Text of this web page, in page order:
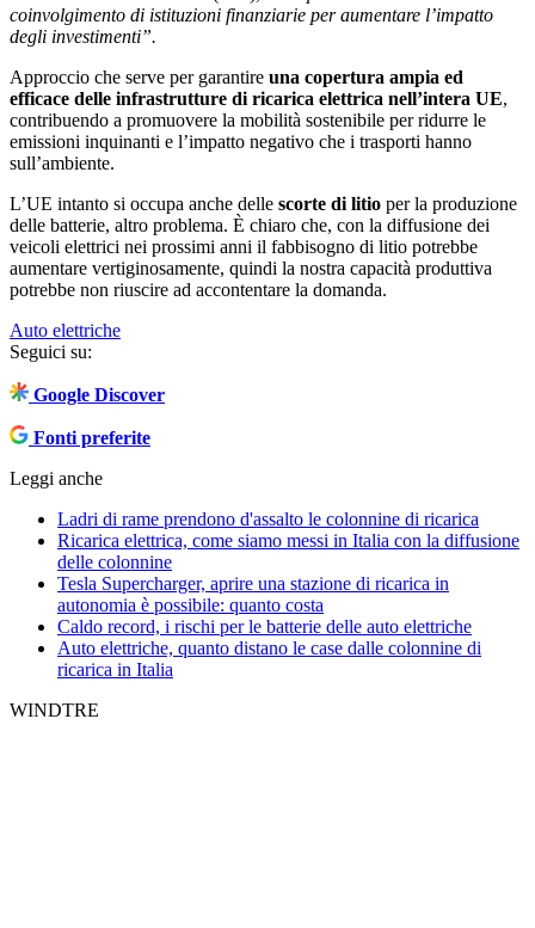
coinvolgimento di istituzioni finanziarie per aumentare l’impatto
degli investimenti”.
Approccio che serve per garantire una copertura ampia ed
efficace delle infrastrutture di ricarica elettrica nell’intera UE,
contribuendo a promuovere la mobilità sostenibile per ridurre le
emissioni inquinanti e l’impatto negativo che i trasporti hanno
sull’ambiente.
L’UE intanto si occupa anche delle scorte di litio per la produzione
delle batterie, altro problema. È chiaro che, con la diffusione dei
veicoli elettrici nei prossimi anni il fabbisogno di litio potrebbe
aumentare vertiginosamente, quindi la nostra capacità produttiva
potrebbe non riuscire ad accontentare la domanda.
Auto elettriche
Seguici su:
Google Discover
Fonti preferite
Leggi anche
Ladri di rame prendono d'assalto le colonnine di ricarica
Ricarica elettrica, come siamo messi in Italia con la diffusione
delle colonnine
Tesla Supercharger, aprire una stazione di ricarica in
autonomia è possibile: quanto costa
Caldo record, i rischi per le batterie delle auto elettriche
Auto elettriche, quanto distano le case dalle colonnine di
ricarica in Italia
WINDTRE